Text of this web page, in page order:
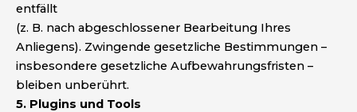
entfällt
(z. B. nach abgeschlossener Bearbeitung Ihres
Anliegens). Zwingende gesetzliche Bestimmungen –
insbesondere gesetzliche Aufbewahrungsfristen –
bleiben unberührt.
5. Plugins und Tools